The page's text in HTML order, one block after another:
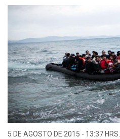
5 DE AGOSTO DE 2015 - 13:37 HRS.